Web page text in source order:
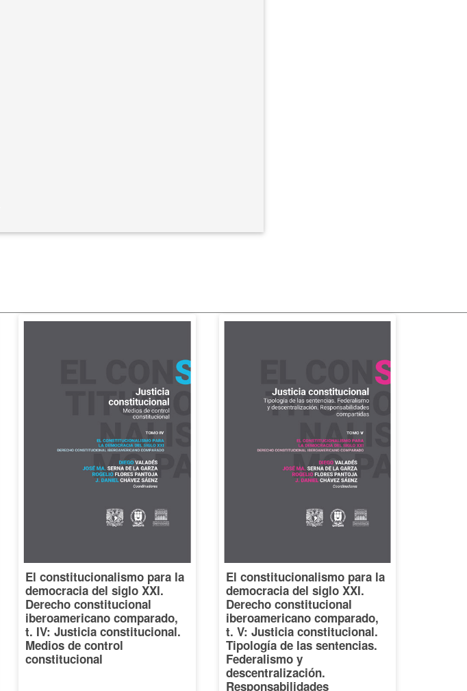
El constitucionalismo para la
democracia del siglo XXI.
Derecho constitucional
iberoamericano comparado,
t. IV: Justicia constitucional.
Medios de control
constitucional
El constitucionalismo para la
democracia del siglo XXI.
Derecho constitucional
iberoamericano comparado,
t. V: Justicia constitucional.
Tipología de las sentencias.
Federalismo y
descentralización.
Responsabilidades